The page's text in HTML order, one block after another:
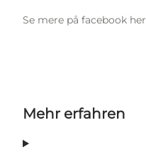
Se mere på facebook her
Mehr erfahren